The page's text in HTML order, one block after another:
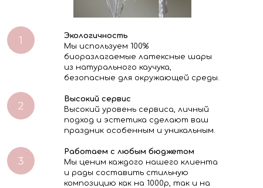
Экологичность
Мы используем 100%
биоразлагаемые латексные шары
из натурального каучука,
безопасные для окружающей среды.
Высокий сервис
Высокий уровень сервиса, личный
подход и эстетика сделают ваш
праздник особенным и уникальным.
Работаем с любым бюджетом
Мы ценим каждого нашего клиента
и рады составить стильную
композицию как на 1000р, так и на